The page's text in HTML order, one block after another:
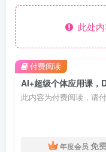
此处内
此内容为付费阅读，请
年度会员 免
付费阅读